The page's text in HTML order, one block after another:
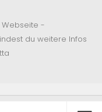
Webseite -
du weitere Infos